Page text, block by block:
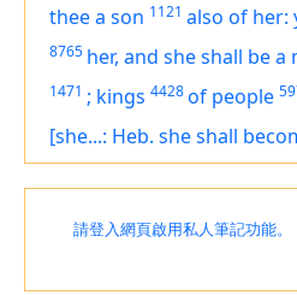
thee a son 1121 also of her:
8765 her, and she shall bea
1471 ; kings 4428of people
[she...: Heb. she shall
請登入網頁啟用私人筆記功能。